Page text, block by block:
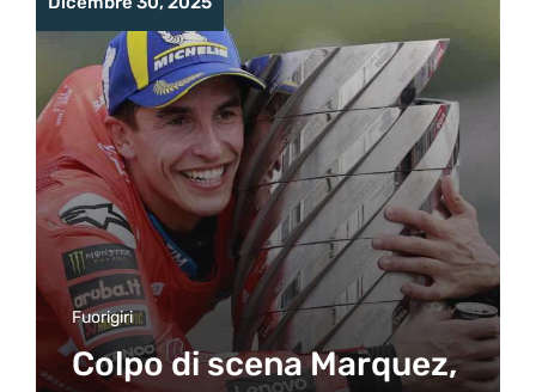
Fuorigiri
Colpo di scena Marquez,